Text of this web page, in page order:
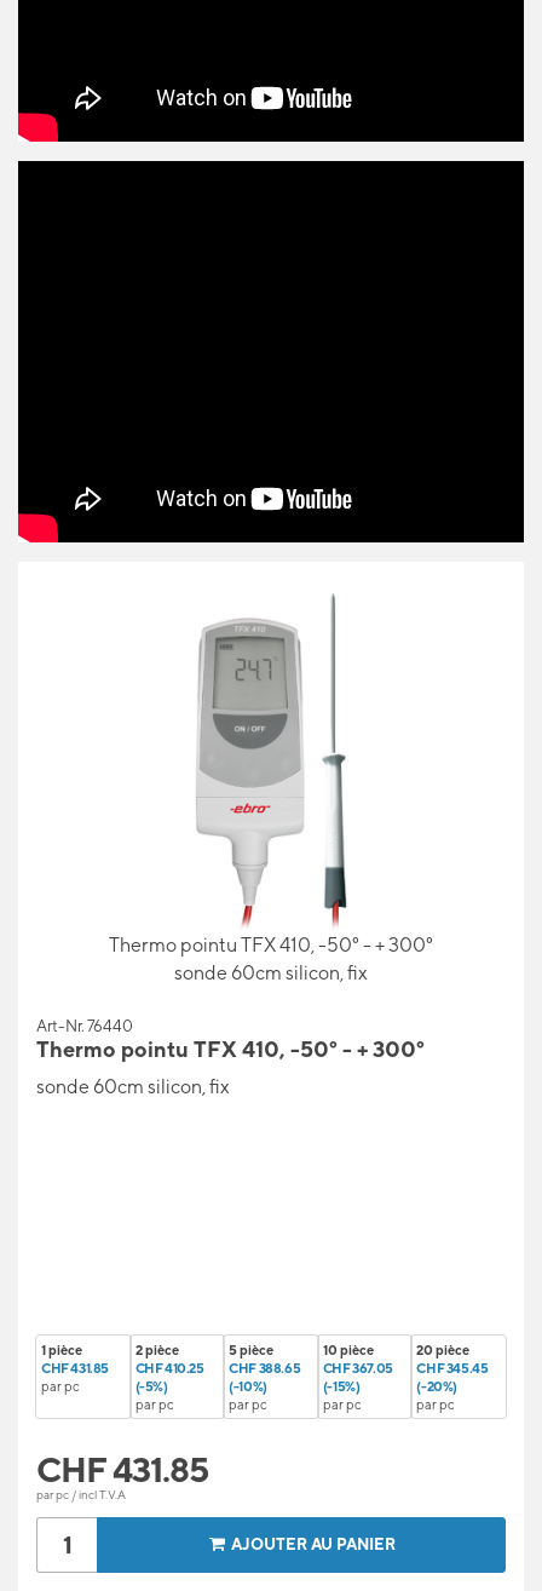
Thermo pointu TFX 410, -50° - + 300°
sonde 60cm silicon, fix
Art-Nr. 76440
Thermo pointu TFX 410, -50° - + 300°
sonde 60cm silicon, fix
1 pièce
CHF 431.85
par pc
2 pièce
CHF 410.25
(-5%)
par pc
5 pièce
CHF 388.65
(-10%)
par pc
10 pièce
CHF 367.05
(-15%)
par pc
20 pièce
CHF 345.45
(-20%)
par pc
CHF431.85
par pc / incl T.V.A
AJOUTER AU PANIER